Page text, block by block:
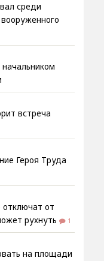
среди
встреча
Героя Труда
отключат от
рухнуть
1
на площади